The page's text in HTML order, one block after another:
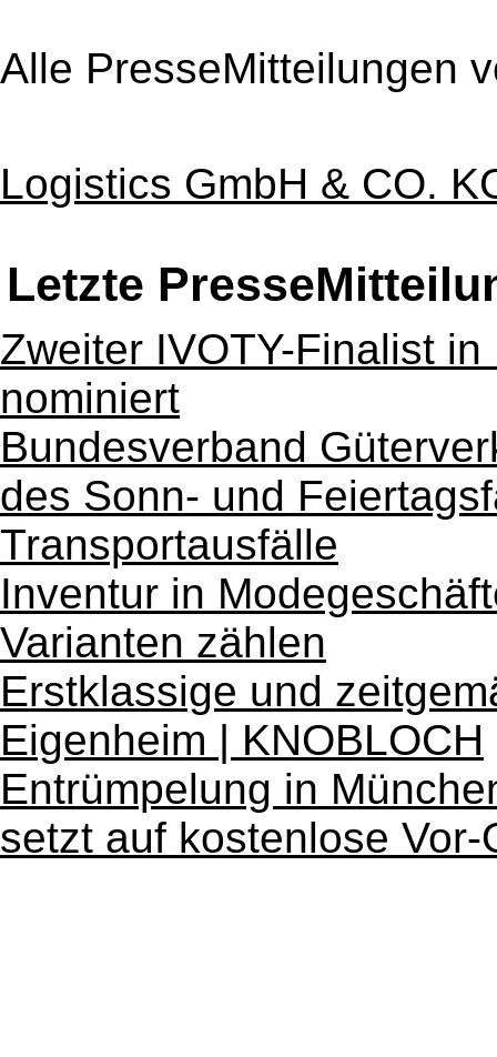
Alle PresseMitteilungen
Logistics GmbH & CO.
Letzte
Zweiter IVOTY-Finalist
nominiert
Bundesverband
des Sonn- und
Transportausfälle
Inventur in
Varianten zählen
Erstklassige und
Eigenheim | KNOBLOCH
Entrümpelung in
setzt auf kostenlose